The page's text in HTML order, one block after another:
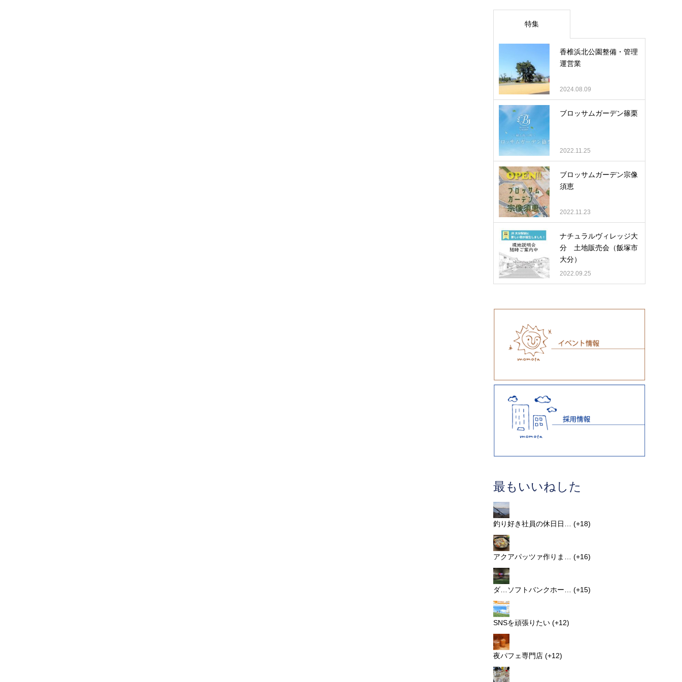
特集
香椎浜北公園整備・管理
運営業
2024.08.09
ブロッサムガーデン篠栗
2022.11.25
ブロッサムガーデン宗像
須恵
2022.11.23
ナチュラルヴィレッジ大
分 土地販売会（飯塚市
大分）
2022.09.25
最もいいねした
釣り好き社員の休日日… +18
アクアパッツァ作りま… +16
ダ…ソフトバンクホー… +15
SNSを頑張りたい +12
夜パフェ専門店 +12